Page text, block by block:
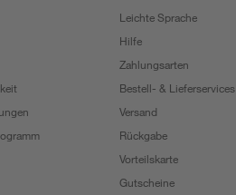
Leichte Sprache
Hilfe
Zahlungsarten
Bestell- & Lieferservices
Versand
Rückgabe
Vorteilskarte
Gutscheine